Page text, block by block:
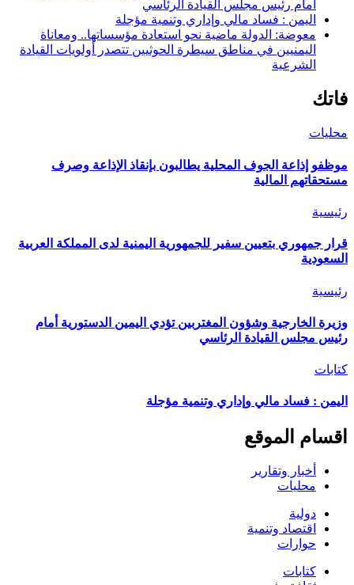
أمام رئيس مجلس القيادة الرئاسي
اليمن : فساد مالي وإداري وتنمية مؤجلة
معوضة: الدولة ماضية نحو استعادة مؤسساتها.. ومعاناة
اليمنيين في مناطق سيطرة الحوثيين تتصدر أولويات القيادة
الشرعية
فاتك
محليات
موظفو إذاعة الجوف المحلية يطالبون بإنقاذ الإذاعة وصرف
مستحقاتهم المالية
رئيسية
قرار جمهوري بتعيين سفير للجمهورية اليمنية لدى المملكة العربية
السعودية
رئيسية
وزيرة الخارجية وشؤون المغتربين تؤدي اليمين الدستورية أمام
رئيس مجلس القيادة الرئاسي
كتابات
اليمن : فساد مالي وإداري وتنمية مؤجلة
اقسام الموقع
أخبار وتقارير
محليات
دولية
اقتصاد وتنمية
حوارات
كتابات